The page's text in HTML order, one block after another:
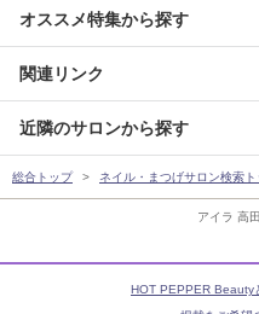
アイラ 高
オススメ特集から探す
関連リンク
近隣のサロンから探す
総合トップ ネイル・まつげサロン検索ト
HOT PEPPER Beauty